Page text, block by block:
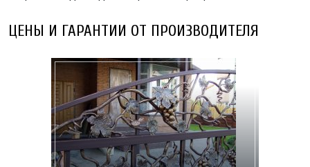
ЦЕНЫ И ГАРАНТИИ ОТ ПРОИЗВОДИТЕЛЯ